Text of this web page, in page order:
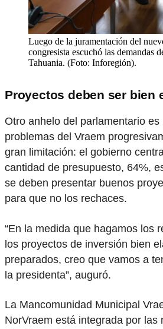
Luego de la juramentación del
congresista escuchó las demandas
Tahuania. (Foto: Inforegión).
Proyectos deben ser bien
Otro anhelo del parlamentario es
problemas del Vraem
gran limitación: el gobierno
cantidad de presupuesto, 64%,
se deben presentar buenos
para que no los rechaces.
“En la medida que hagamos los
los proyectos de inversión bien
preparados, creo que vamos a
la presidenta”, auguró.
La Mancomunidad Municipal
NorVraem está integrada por las